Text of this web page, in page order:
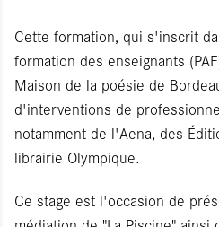
Cette formation, qui s'inscrit
formation des enseignants
Maison de la poésie de
d'interventions de
notamment de l'Aena, des
librairie Olympique.
Ce stage est l'occasion de